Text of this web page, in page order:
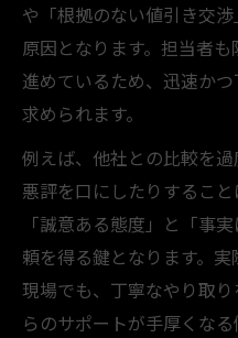
現場目線で学ぶ
不動産売買で信
働きやすさ重視の不
不動産売買とキ
不動産売買業界
売買経験が活か
め方
キャリア志向で
や「根拠のない値引き交
原因となります。担当者
進めているため、迅速か
求められます。
例えば、他社との比較を
悪評を口にしたりするこ
「誠意ある態度」と「事
頼を得る鍵となります。
現場でも、丁寧なやり取
らのサポートが手厚くなる